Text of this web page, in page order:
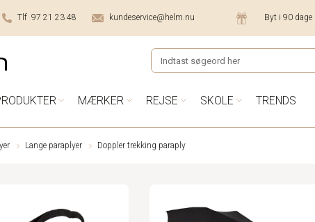
Tlf 97 21 23 48 kundeservice@helm.nu Byt i 90 dage
MÆRKER REJSE SKOLE TRENDS
Lange paraplyer Doppler trekking paraply